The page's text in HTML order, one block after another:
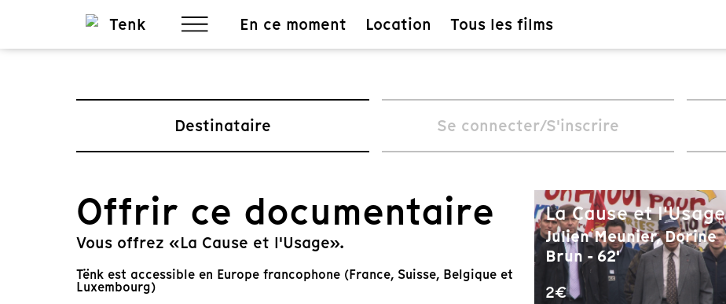
En ce moment Location Tous les films
Destinataire Se connecter/S'inscrire
Offrir ce documentaire
Vous offrez «La Cause et l'Usage».
Tënk est accessible en Europe francophone (France, Suisse, Belgique et
Luxembourg)
La Cause et l'Usage
Julien Meunier, Dorine
Brun - 62'
2€